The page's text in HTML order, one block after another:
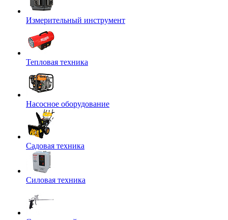
Измерительный инструмент
Тепловая техника
Насосное оборудование
Садовая техника
Силовая техника